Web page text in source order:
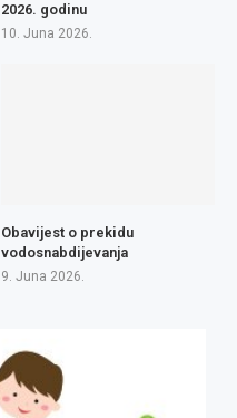
2026. godinu
10. Juna 2026.
Obavijest o prekidu
vodosnabdijevanja
9. Juna 2026.